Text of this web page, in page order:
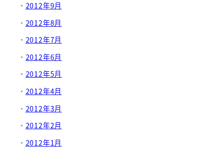
2012年9月
2012年8月
2012年7月
2012年6月
2012年5月
2012年4月
2012年3月
2012年2月
2012年1月